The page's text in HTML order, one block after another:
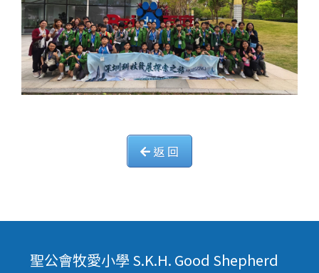
返 回
聖公會牧愛小學 S.K.H. Good Shepherd